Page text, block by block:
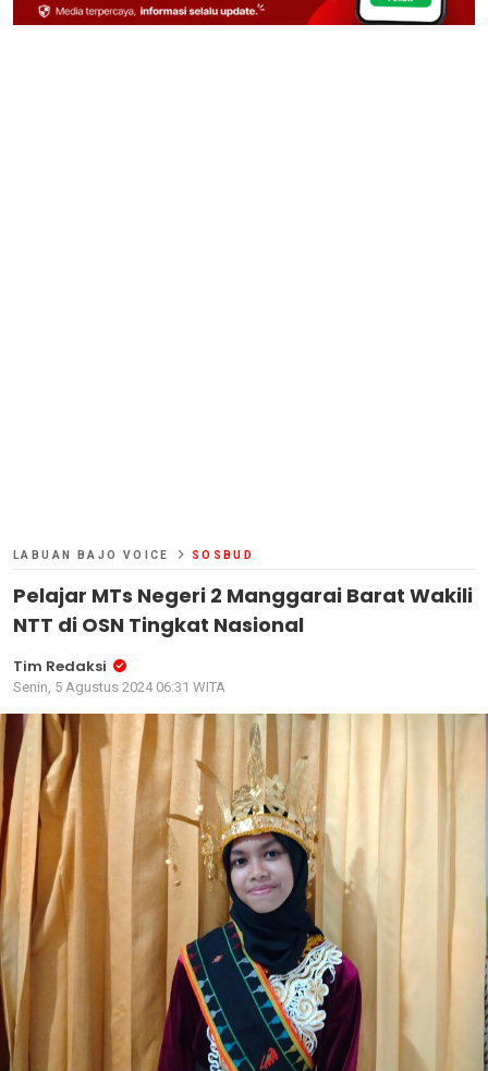
LABUAN BAJO VOICE SOSBUD
Pelajar MTs Negeri 2 Manggarai Barat Wakili
NTT di OSN Tingkat Nasional
Tim Redaksi
Senin, 5 Agustus 2024 06:31 WITA